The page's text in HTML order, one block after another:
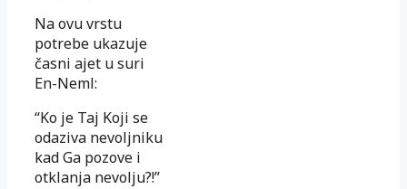
Na ovu vrstu
potrebe ukazuje
časni ajet u suri
En-Neml:
“Ko je Taj Koji se
odaziva nevoljniku
kad Ga pozove i
otklanja nevolju?!”